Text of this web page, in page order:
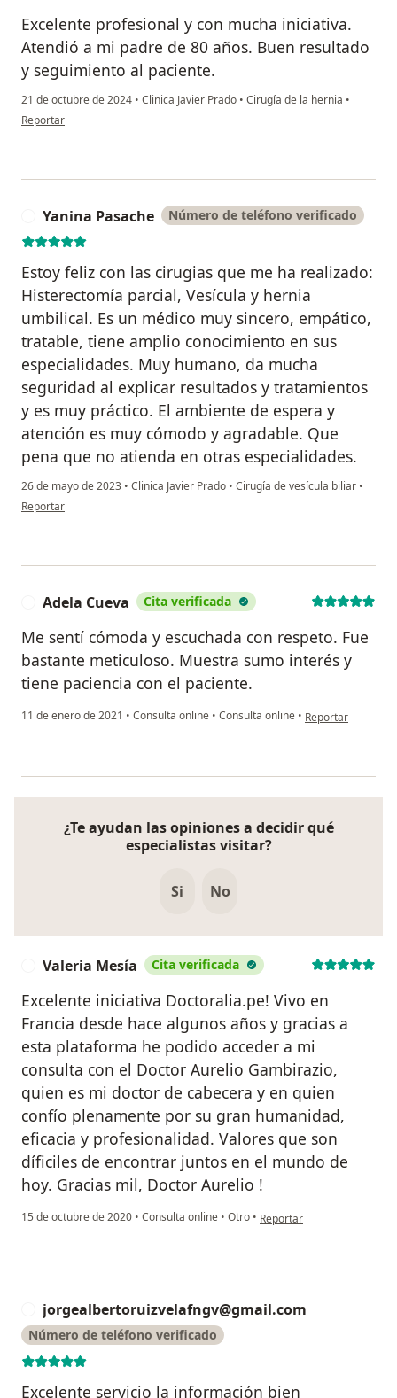
Excelente profesional y con mucha iniciativa.
Atendió a mi padre de 80 años. Buen resultado
y seguimiento al paciente.
21 de octubre de 2024 • Clinica Javier Prado • Cirugía de la hernia •
en opinión del usuario E.R.E.
Reportar
Yanina Pasache Número de teléfono verificado
Estoy feliz con las cirugias que me ha realizado:
Histerectomía parcial, Vesícula y hernia
umbilical. Es un médico muy sincero, empático,
tratable, tiene amplio conocimiento en sus
especialidades. Muy humano, da mucha
seguridad al explicar resultados y tratamientos
y es muy práctico. El ambiente de espera y
atención es muy cómodo y agradable. Que
pena que no atienda en otras especialidades.
26 de mayo de 2023 • Clinica Javier Prado • Cirugía de vesícula biliar •
en opinión del usuario Yanina Pasache
Reportar
Adela Cueva Cita verificada
Me sentí cómoda y escuchada con respeto. Fue
bastante meticuloso. Muestra sumo interés y
tiene paciencia con el paciente.
11 de enero de 2021 • Consulta online • Consulta online • en opinión del
Reportar
¿Te ayudan las opiniones a decidir qué
especialistas visitar?
Si No
Valeria Mesía Cita verificada
Excelente iniciativa Doctoralia.pe! Vivo en
Francia desde hace algunos años y gracias a
esta plataforma he podido acceder a mi
consulta con el Doctor Aurelio Gambirazio,
quien es mi doctor de cabecera y en quien
confío plenamente por su gran humanidad,
eficacia y profesionalidad. Valores que son
díficiles de encontrar juntos en el mundo de
hoy. Gracias mil, Doctor Aurelio !
15 de octubre de 2020 • Consulta online • Otro • en opinión del usuario
Reportar
jorgealbertoruizvelafngv@gmail.com
Número de teléfono verificado
Excelente servicio la información bien